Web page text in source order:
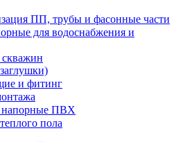
ПП, трубы и фасонные части
для водоснабжения и
и фитинг
напорные ПВХ
пола